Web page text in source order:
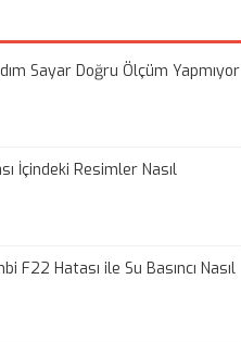
Sayar Doğru Ölçüm Yapmıyor
İçindeki Resimler Nasıl
F22 Hatası ile Su Basıncı Nasıl